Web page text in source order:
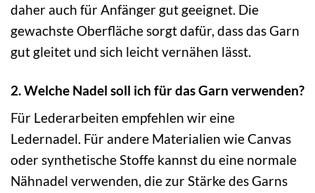
daher auch für Anfänger gut geeignet. Die
gewachste Oberfläche sorgt dafür, dass das Garn
gut gleitet und sich leicht vernähen lässt.
2. Welche Nadel soll ich für das Garn verwenden?
Für Lederarbeiten empfehlen wir eine
Ledernadel. Für andere Materialien wie Canvas
oder synthetische Stoffe kannst du eine normale
Nähnadel verwenden, die zur Stärke des Garns